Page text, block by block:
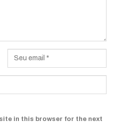
in this browser for the next